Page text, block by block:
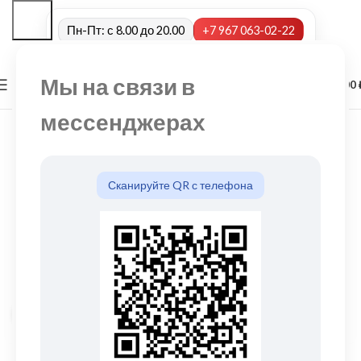
Мы на связи в
мессенджерах
Сканируйте QR с телефона
Пн-Пт: с 8.00 до 20.00 +7 967 063-02-22
МЕНЮ 0,00
Нажмите, чтобы увеличить